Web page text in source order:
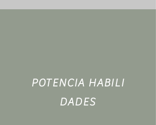
POTENCIA HABILI
DADES